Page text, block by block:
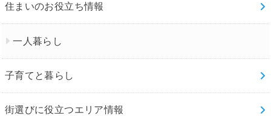
住まいのお役立ち情報
一人暮らし
子育てと暮らし
街選びに役立つエリア情報